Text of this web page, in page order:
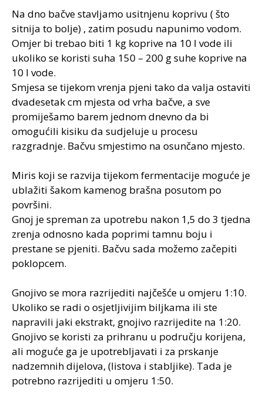
Na dno bačve stavljamo usitnjenu koprivu ( što
sitnija to bolje) , zatim posudu napunimo vodom.
Omjer bi trebao biti 1 kg koprive na 10 l vode ili
ukoliko se koristi suha 150 – 200 g suhe koprive na
10 l vode.
Smjesa se tijekom vrenja pjeni tako da valja ostaviti
dvadesetak cm mjesta od vrha bačve, a sve
promiješamo barem jednom dnevno da bi
omogućili kisiku da sudjeluje u procesu
razgradnje. Bačvu smjestimo na osunčano mjesto.
Miris koji se razvija tijekom fermentacije moguće je
ublažiti šakom kamenog brašna posutom po
površini.
Gnoj je spreman za upotrebu nakon 1,5 do 3 tjedna
zrenja odnosno kada poprimi tamnu boju i
prestane se pjeniti. Bačvu sada možemo začepiti
poklopcem.
Gnojivo se mora razrijediti najčešće u omjeru 1:10.
Ukoliko se radi o osjetljivijim biljkama ili ste
napravili jaki ekstrakt, gnojivo razrijedite na 1:20.
Gnojivo se koristi za prihranu u području korijena,
ali moguće ga je upotrebljavati i za prskanje
nadzemnih dijelova, (listova i stabljike). Tada je
potrebno razrijediti u omjeru 1:50.